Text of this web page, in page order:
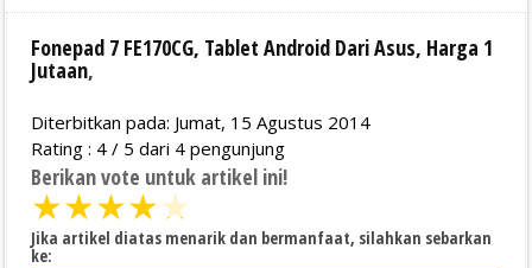
Fonepad 7 FE170CG, Tablet Android Dari Asus, Harga 1
Jutaan,
Diterbitkan pada: Jumat, 15 Agustus 2014
Rating : 4 / 5 dari 4 pengunjung
Berikan vote untuk artikel ini!
★★★★★
Jika artikel diatas menarik dan bermanfaat, silahkan sebarkan
ke: